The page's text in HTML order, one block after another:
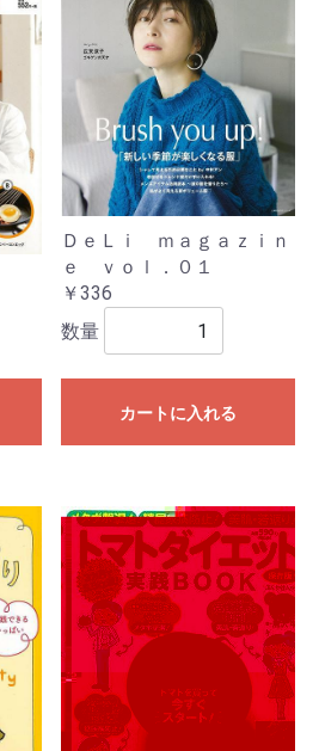
ＤｅＬｉ ｍａｇａｚｉｎ
ｅ ｖｏｌ．０１
￥336
数量
カートに入れる